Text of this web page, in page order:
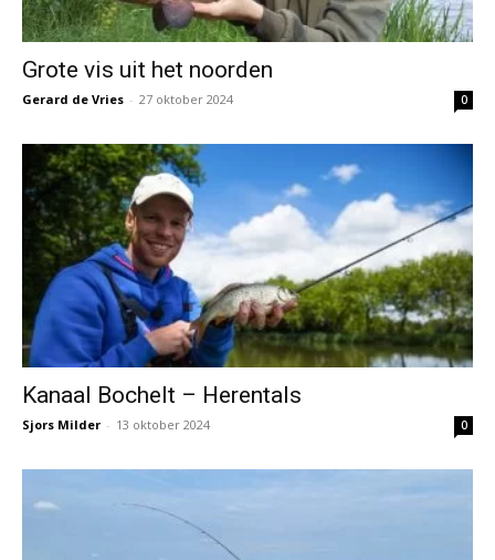
Grote vis uit het noorden
Gerard de Vries - 27 oktober 2024 0
Kanaal Bochelt – Herentals
Sjors Milder - 13 oktober 2024 0